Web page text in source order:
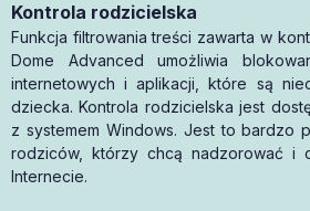
Kontrola rodzicielska
Funkcja filtrowania treści zawarta w
Dome Advanced umożliwia
internetowych i aplikacji, które są
dziecka. Kontrola rodzicielska jest
z systemem Windows. Jest to bardzo
rodziców, którzy chcą nadzorować i
Internecie.